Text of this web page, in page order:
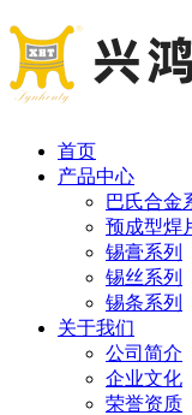
首页
产品中心
巴氏合金
预成型焊
锡膏系列
锡丝系列
锡条系列
关于我们
公司简介
企业文化
荣誉资质